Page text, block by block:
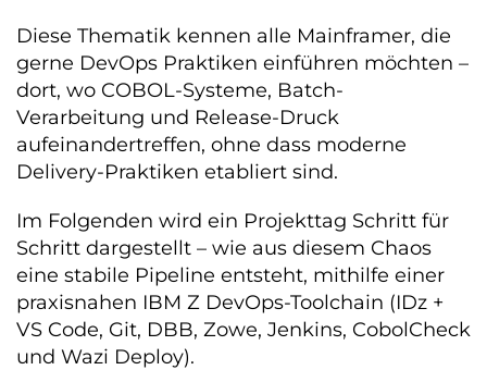
Diese Thematik kennen alle Mainframer, die
gerne DevOps Praktiken einführen möchten –
dort, wo COBOL-Systeme, Batch-
Verarbeitung und Release-Druck
aufeinandertreffen, ohne dass moderne
Delivery-Praktiken etabliert sind.
Im Folgenden wird ein Projekttag Schritt für
Schritt dargestellt – wie aus diesem Chaos
eine stabile Pipeline entsteht, mithilfe einer
praxisnahen IBM Z DevOps-Toolchain (IDz +
VS Code, Git, DBB, Zowe, Jenkins, CobolCheck
und Wazi Deploy).